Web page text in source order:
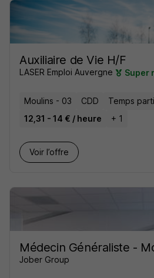
Auxiliaire de Vie H/F
LASER Emploi Auvergne Super
Moulins - 03 CDD
Temps
12,31 - 14 € / heure
+ 1
Voir l’offre
Médecin Généraliste -
Jober Group